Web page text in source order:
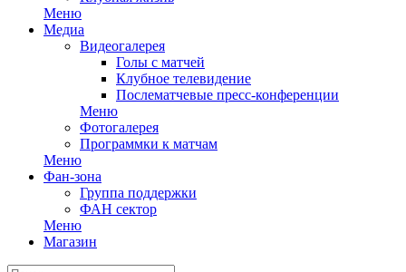
Меню
Медиа
Видеогалерея
Голы с матчей
Клубное телевидение
Послематчевые пресс-конференции
Меню
Фотогалерея
Программки к матчам
Меню
Фан-зона
Группа поддержки
ФАН сектор
Меню
Магазин